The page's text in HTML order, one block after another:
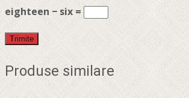
eighteen − six =
Produse similare